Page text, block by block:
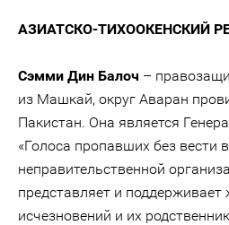
АЗИАТСКО-ТИХООКЕНСКИЙ
Сэмми Дин Балоч –
из Машкай, округ Аваран
Пакистан. Она является
«Голоса пропавших без вести
неправительственной
представляет и
исчезновений и их